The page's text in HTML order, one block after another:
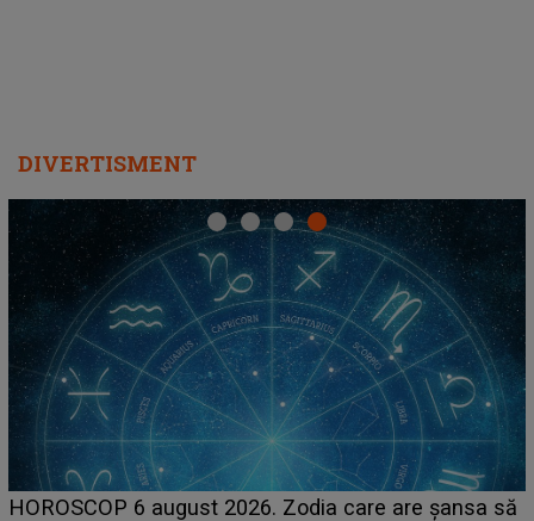
DIVERTISMENT
6 august 2026. Zodia care are șansa să